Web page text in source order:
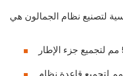
شريط 150 × 50 مم لتجميع قاعدة نظام